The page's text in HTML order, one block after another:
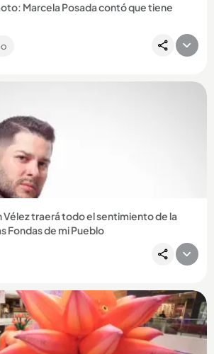
Marcela Posada contó que tiene
fea’ y de ‘En los tacones de Eva’ relató el
y su familia están pasando por...
Compartir Noticia
Vélez traerá todo el sentimiento de la
Fondas de mi Pueblo